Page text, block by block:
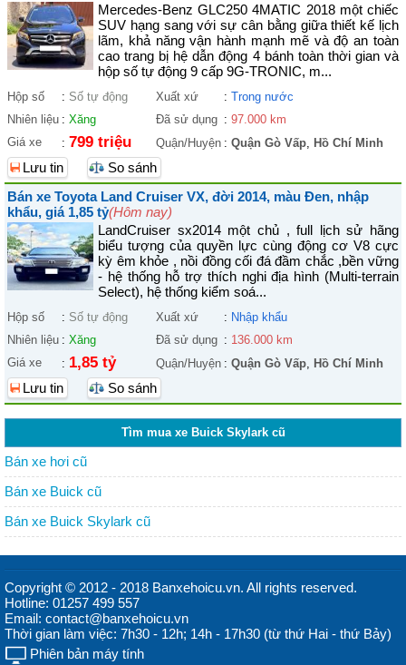
Mercedes-Benz GLC250 4MATIC 2018 một chiếc
SUV hạng sang với sự cân bằng giữa thiết kế lịch
lãm, khả năng vận hành mạnh mẽ và độ an toàn
cao trang bị hệ dẫn động 4 bánh toàn thời gian và
hộp số tự động 9 cấp 9G-TRONIC, m...
Hộp số : Số tự động Xuất xứ : Trong nước
Nhiên liệu : Xăng Đã sử dụng : 97.000 km
Giá xe
: 799 triệu Quận/Huyện : Quận Gò Vấp, Hồ Chí Minh
Lưu tin
So sánh
Bán xe Toyota Land Cruiser VX, đời 2014, màu Đen, nhập
khẩu, giá 1,85 tỷ(Hôm nay)
LandCruiser sx2014 một chủ , full lịch sử hãng
biểu tượng của quyền lực cùng động cơ V8 cực
kỳ êm khỏe , nồi đồng cối đá đầm chắc ,bền vững
- hệ thống hỗ trợ thích nghi địa hình (Multi-terrain
Select), hệ thống kiểm soá...
Hộp số : Số tự động Xuất xứ : Nhập khẩu
Nhiên liệu : Xăng Đã sử dụng : 136.000 km
Giá xe
: 1,85 tỷ Quận/Huyện : Quận Gò Vấp, Hồ Chí Minh
Lưu tin So sánh
Tìm mua xe Buick Skylark cũ
Bán xe hơi cũ
Bán xe Buick cũ
Bán xe Buick Skylark cũ
Copyright © 2012 - 2018 Banxehoicu.vn. All rights reserved.
Hotline: 01257 499 557
Email: contact@banxehoicu.vn
Thời gian làm việc: 7h30 - 12h; 14h - 17h30 (từ thứ Hai - thứ Bảy)
Phiên bản máy tính